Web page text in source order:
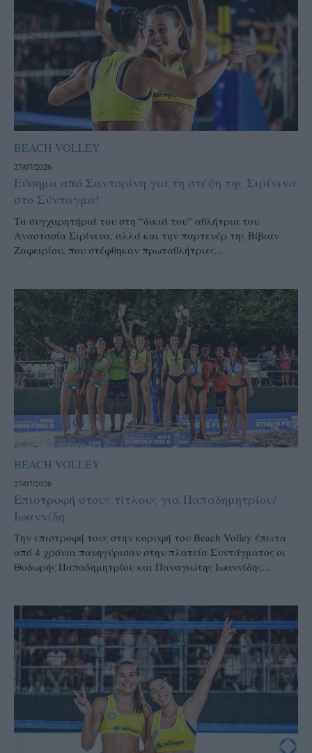
BEACH VOLLEY
27/07/2026
Εύσημα από Σαντορίνη για τη στέψη της Σιρίνινα
στο Σύνταγμα!
Τα συγχαρητήριά του στη “δικιά του” αθλήτρια του
Αναστασία Σιρίνινα, αλλά και την παρτενέρ της Βίβιαν
Ζαφειρίου, που στέφθηκαν πρωταθλήτριες...
BEACH VOLLEY
27/07/2026
Επιστροφή στους τίτλους για Παπαδημητρίου/
Ιωαννίδη
Την επιστροφή τους στην κορυφή του Beach Volley έπειτα
από 4 χρόνια πανηγύρισαν στην πλατεία Συντάγματος οι
Θοδωρής Παπαδημητρίου και Παναγιώτης Ιωαννίδης...